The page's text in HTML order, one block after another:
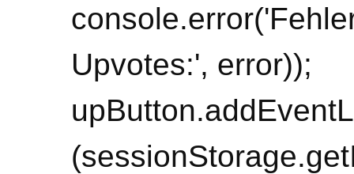
Upvotes:', error));